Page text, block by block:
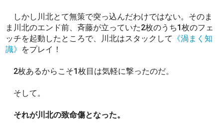
しかし川北とて無策で突っ込んだわけではない。そのま
ま川北のエンド前、斉藤が立っていた2枚のうち1枚のフェ
ッチを起動したところで、川北はスタックして 《渦まく知
識》 をプレイ！
2枚あるからこそ1枚目は気軽に撃ったのだ。
そして。
それが川北の致命傷となった。